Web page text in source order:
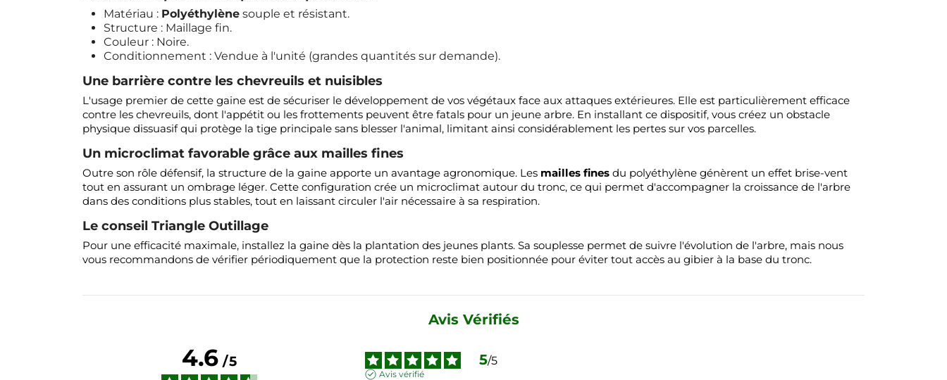
Matériau : Polyéthylène souple et résistant.
Structure : Maillage fin.
Couleur : Noire.
Conditionnement : Vendue à l'unité (grandes quantités sur demande).
Une barrière contre les chevreuils et nuisibles
L'usage premier de cette gaine est de sécuriser le développement de vos végétaux face aux attaques extérieures. Elle est particulièrement efficace
contre les chevreuils, dont l'appétit ou les frottements peuvent être fatals pour un jeune arbre. En installant ce dispositif, vous créez un obstacle
physique dissuasif qui protège la tige principale sans blesser l'animal, limitant ainsi considérablement les pertes sur vos parcelles.
Un microclimat favorable grâce aux mailles fines
Outre son rôle défensif, la structure de la gaine apporte un avantage agronomique. Les mailles fines du polyéthylène génèrent un effet brise-vent
tout en assurant un ombrage léger. Cette configuration crée un microclimat autour du tronc, ce qui permet d'accompagner la croissance de l'arbre
dans des conditions plus stables, tout en laissant circuler l'air nécessaire à sa respiration.
Le conseil Triangle Outillage
Pour une efficacité maximale, installez la gaine dès la plantation des jeunes plants. Sa souplesse permet de suivre l'évolution de l'arbre, mais nous
vous recommandons de vérifier périodiquement que la protection reste bien positionnée pour éviter tout accès au gibier à la base du tronc.
Avis Vérifiés
4.6/5 5/5
Avis vérifié